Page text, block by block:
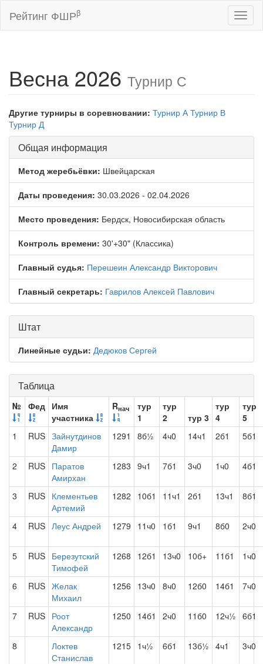
Рейтинг ФШРβ
Весна 2026 Турнир С
Другие турниры в соревновании: Турнир А Турнир В
Турнир Д
Общая информация
Метод жеребьёвки: Швейцарская
Даты проведения: 30.03.2026 - 02.04.2026
Место проведения: Бердск, Новосибирская область
Контроль времени: 30'+30" (Классика)
Главный судья: Перешеин Александр Викторович
Главный секретарь: Гаврилов Алексей Павлович
Штат
Линейные судьи: Дедюков Сергей
Таблица
№ Фед Имя
участника
Rнач
тур
1
тур
2
тур 3
тур
4
тур
5
1
RUS Зайнутдинов
Дамир
1291 8б½ 4ч0 14ч1 2б1 5б1
2 RUS Паратов
Амирхан
1283 9ч1 7б1 3ч0 1ч0 4б1
3 RUS Клементьев
Артемий
1282 10б1 11ч1 2б1 13ч1 8б1
4 RUS Леус Андрей 1279 11ч0 1б1 9ч1 8б0 2ч0
5 RUS Березутский
Тимофей
1268 12б1 13ч0 10б+ 11б1 1ч0
6 RUS Желак
Михаил
1256 13ч0 8ч0 12б0 14б1 7ч0
7 RUS Роот
Александр
1250 14б1 2ч0 11б0 12ч½ 6б1
8
Локтев
Станислав
1215 1ч½ 6б1 13б½ 4ч1 3ч0